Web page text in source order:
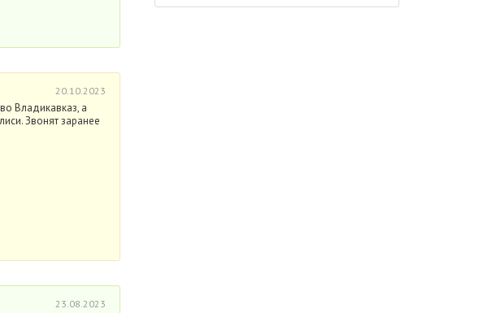
20.10.2023
Владикавказ, а
Звонят заранее
23.08.2023